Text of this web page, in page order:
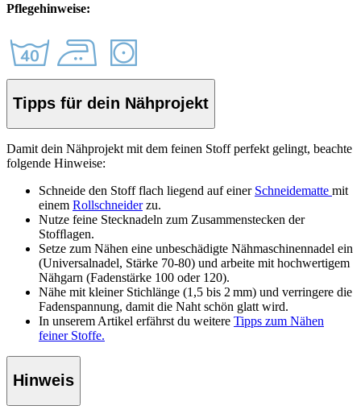
Pflegehinweise:
Tipps für dein Nähprojekt
Damit dein Nähprojekt mit dem feinen Stoff perfekt gelingt, beachte
folgende Hinweise:
Schneide den Stoffflach liegend auf einer Schneidematte mit
einem Rollschneiderzu.
Nutze feine Stecknadeln zum Zusammenstecken der
Stofﬂagen.
Setze zum Nähen eine unbeschädigte Nähmaschinennadel ein
(Universalnadel, Stärke 70-80) und arbeite mit hochwertigem
Nähgarn (Fadenstärke 100 oder 120).
Nähe mit kleiner Stichlänge (1,5 bis 2 mm) und verringere die
Fadenspannung, damit die Naht schön glatt wird.
In unserem Artikel erfährst du weitere Tipps zum Nähen
feiner Stoffe.
Hinweis